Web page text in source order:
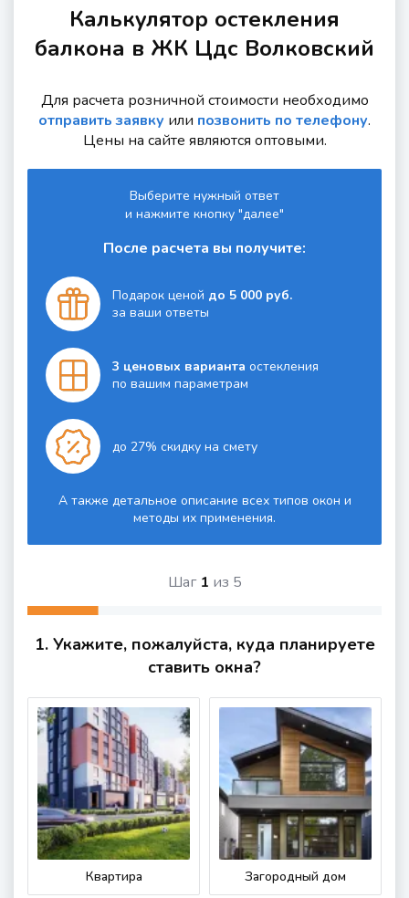
Калькулятор остекления
балкона в ЖК Цдс Волковский
Для расчета розничной стоимости необходимо
отправить заявку или позвонить по телефону.
Цены на сайте являются оптовыми.
Выберите нужный ответ
и нажмите кнопку "далее"
После расчета вы получите:
Подарок ценой до 5 000 руб.
за ваши ответы
3 ценовых вариантаостекления
по вашим параметрам
до 27% скидку на смету
А также детальное описание всех типов окон и
методы их применения.
Шаг 1 из 5
1. Укажите, пожалуйста, куда планируете
ставить окна?
Квартира Загородный дом